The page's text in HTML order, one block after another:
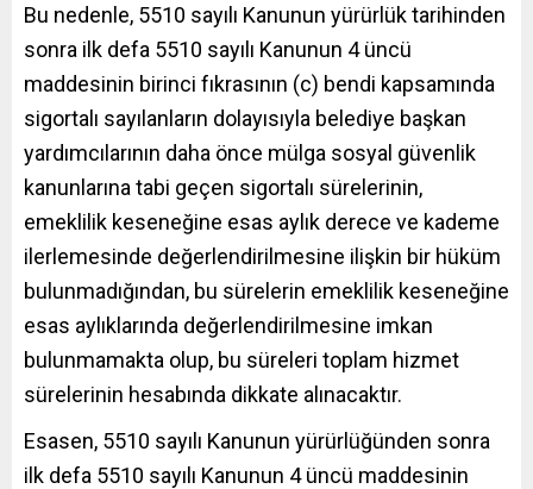
Bu nedenle, 5510 sayılı Kanunun yürürlük tarihinden
sonra ilk defa 5510 sayılı Kanunun 4 üncü
maddesinin birinci fıkrasının (c) bendi kapsamında
sigortalı sayılanların dolayısıyla belediye başkan
yardımcılarının daha önce mülga sosyal güvenlik
kanunlarına tabi geçen sigortalı sürelerinin,
emeklilik keseneğine esas aylık derece ve kademe
ilerlemesinde değerlendirilmesine ilişkin bir hüküm
bulunmadığından, bu sürelerin emeklilik keseneğine
esas aylıklarında değerlendirilmesine imkan
bulunmamakta olup, bu süreleri toplam hizmet
sürelerinin hesabında dikkate alınacaktır.
Esasen, 5510 sayılı Kanunun yürürlüğünden sonra
ilk defa 5510 sayılı Kanunun 4 üncü maddesinin